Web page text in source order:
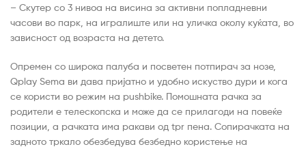
– Скутер со 3 нивоа на висина за активни попладневни
часови во парк, на игралиште или на уличка околу куќата, во
зависност од возраста на детето.
Опремен со широка палуба и посветен потпирач за нозе,
Qplay Sema ви дава пријатно и удобно искуство дури и кога
се користи во режим на pushbike. Помошната рачка за
родители е телескопска и може да се прилагоди на повеќе
позиции, а рачката има ракави од tpr пена. Сопирачката на
задното тркало обезбедува безбедно користење на